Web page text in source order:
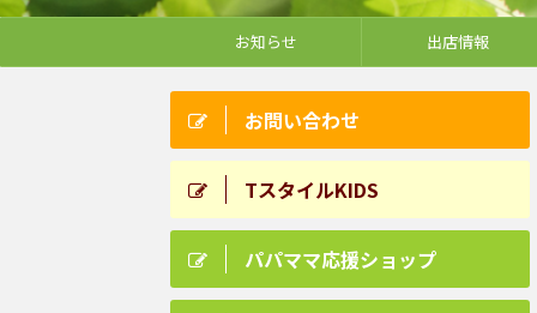
お知らせ 出店情報
お問い合わせ
TスタイルKIDS
パパママ応援ショップ